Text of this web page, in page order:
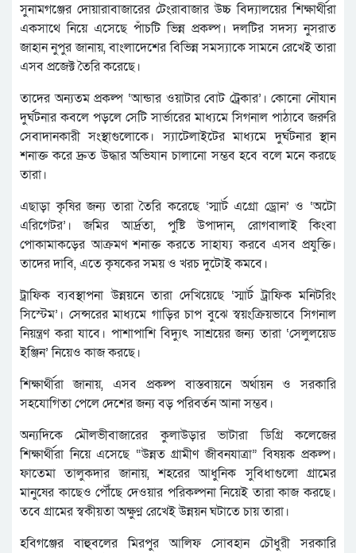
সুনামগঞ্জের দোয়ারাবাজারের টেংরাবাজার উচ্চ বিদ্যালয়ের শিক্ষার্থীরা
একসাথে নিয়ে এসেছে পাঁচটি ভিন্ন প্রকল্প। দলটির সদস্য নুসরাত
জাহান নুপুর জানায়, বাংলাদেশের বিভিন্ন সমস্যাকে সামনে রেখেই তারা
এসব প্রজেক্ট তৈরি করেছে।
তাদের অন্যতম প্রকল্প ‘আন্ডার ওয়াটার বোট ট্রেকার’। কোনো নৌযান
দুর্ঘটনার কবলে পড়লে সেটি সার্ভারের মাধ্যমে সিগনাল পাঠাবে জরুরি
সেবাদানকারী সংস্থাগুলোকে। স্যাটেলাইটের মাধ্যমে দুর্ঘটনার স্থান
শনাক্ত করে দ্রুত উদ্ধার অভিযান চালানো সম্ভব হবে বলে মনে করছে
তারা।
এছাড়া কৃষির জন্য তারা তৈরি করেছে ‘স্মার্ট এগ্রো ড্রোন’ ও ‘অটো
এরিগেটর’। জমির আর্দ্রতা, পুষ্টি উপাদান, রোগবালাই কিংবা
পোকামাকড়ের আক্রমণ শনাক্ত করতে সাহায্য করবে এসব প্রযুক্তি।
তাদের দাবি, এতে কৃষকের সময় ও খরচ দুটোই কমবে।
ট্রাফিক ব্যবস্থাপনা উন্নয়নে তারা দেখিয়েছে ‘স্মার্ট ট্রাফিক মনিটরিং
সিস্টেম’। সেন্সরের মাধ্যমে গাড়ির চাপ বুঝে স্বয়ংক্রিয়ভাবে সিগনাল
নিয়ন্ত্রণ করা যাবে। পাশাপাশি বিদ্যুৎ সাশ্রয়ের জন্য তারা ‘সেলুলয়েড
ইঞ্জিন’ নিয়েও কাজ করছে।
শিক্ষার্থীরা জানায়, এসব প্রকল্প বাস্তবায়নে অর্থায়ন ও সরকারি
সহযোগিতা পেলে দেশের জন্য বড় পরিবর্তন আনা সম্ভব।
অন্যদিকে মৌলভীবাজারের কুলাউড়ার ভাটারা ডিগ্রি কলেজের
শিক্ষার্থীরা নিয়ে এসেছে “উন্নত গ্রামীণ জীবনযাত্রা” বিষয়ক প্রকল্প।
ফাতেমা তালুকদার জানায়, শহরের আধুনিক সুবিধাগুলো গ্রামের
মানুষের কাছেও পৌঁছে দেওয়ার পরিকল্পনা নিয়েই তারা কাজ করছে।
তবে গ্রামের স্বকীয়তা অক্ষুণ্ণ রেখেই উন্নয়ন ঘটাতে চায় তারা।
হবিগঞ্জের বাহুবলের মিরপুর আলিফ সোবহান চৌধুরী সরকারি